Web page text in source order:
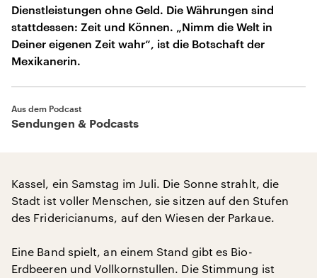
Dienstleistungen ohne Geld. Die Währungen sind
stattdessen: Zeit und Können. „Nimm die Welt in
Deiner eigenen Zeit wahr“, ist die Botschaft der
Mexikanerin.
Aus dem Podcast
Sendungen & Podcasts
Kassel, ein Samstag im Juli. Die Sonne strahlt, die
Stadt ist voller Menschen, sie sitzen auf den Stufen
des Fridericianums, auf den Wiesen der Parkaue.
Eine Band spielt, an einem Stand gibt es Bio-
Erdbeeren und Vollkornstullen. Die Stimmung ist